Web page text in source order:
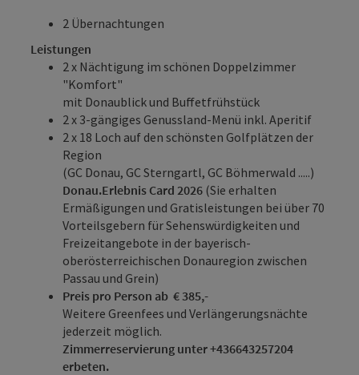
2 Übernachtungen
Leistungen
2 x Nächtigung im schönen Doppelzimmer
"Komfort"
mit Donaublick und Buffetfrühstück
2 x 3-gängiges Genussland-Menü inkl. Aperitif
2 x 18 Loch auf den schönsten Golfplätzen der
Region
(GC Donau, GC Sterngartl, GC Böhmerwald .....)
Donau.Erlebnis Card 2026 (Sie erhalten
Ermäßigungen und Gratisleistungen bei über 70
Vorteilsgebern für Sehenswürdigkeiten und
Freizeitangebote in der bayerisch-
oberösterreichischen Donauregion zwischen
Passau und Grein)
Preis pro Person ab € 385,-
Weitere Greenfees und Verlängerungsnächte
jederzeit möglich.
Zimmerreservierung unter +436643257204
erbeten.